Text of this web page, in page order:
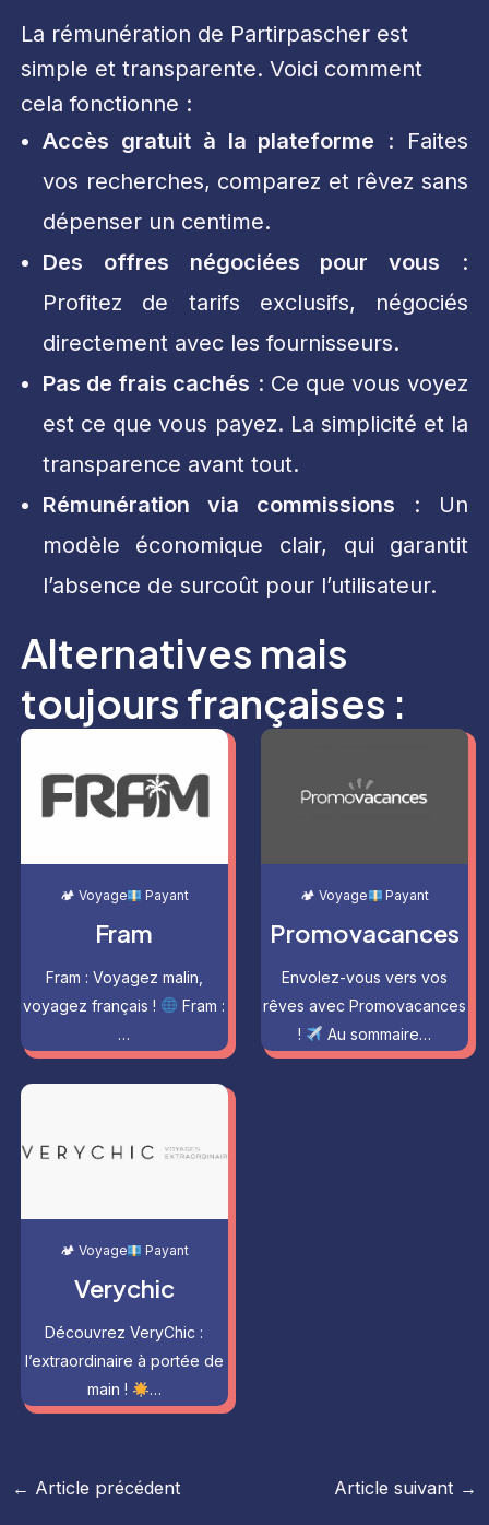
La rémunération de Partirpascher est
simple et transparente. Voici comment
cela fonctionne :
Accès gratuit à la plateforme : Faites
vos recherches, comparez et rêvez sans
dépenser un centime.
Des offres négociées pour vous :
Profitez de tarifs exclusifs, négociés
directement avec les fournisseurs.
Pas de frais cachés : Ce que vous voyez
est ce que vous payez. La simplicité et la
transparence avant tout.
Rémunération via commissions : Un
modèle économique clair, qui garantit
l’absence de surcoût pour l’utilisateur.
Alternatives mais
toujours françaises :
🏕 Voyage Payant
Fram
Fram : Voyagez malin,
voyagez français !
Fram :
…
🏕 Voyage Payant
Promovacances
Envolez-vous vers vos
rêves avec Promovacances
!
Au sommaire…
🏕 Voyage Payant
Verychic
Découvrez VeryChic :
l’extraordinaire à portée de
main !
…
Navigation
← Article précédent Article suivant →